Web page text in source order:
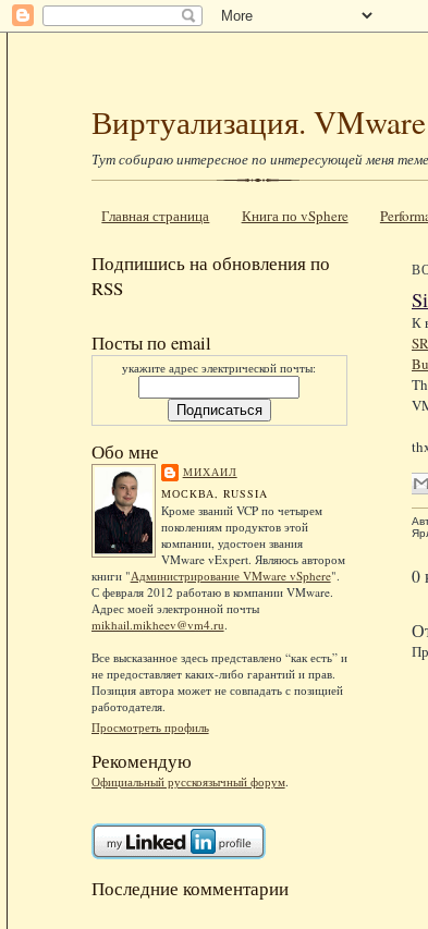
Виртуализация.
Тут собираю интересное по интересующей меня
Главная страница Книга по vSphere
Подпишись на обновления по
RSS
Посты по email
укажите адрес электрической почты:
Обо мне
МИХАИЛ
МОСКВА, RUSSIA
Кроме званий VCP по четырем
поколениям продуктов этой
компании, удостоен звания
VMware vExpert. Являюсь автором
книги "Администрирование VMware vSphere".
С февраля 2012 работаю в компании VMware.
Адрес моей электронной почты
mikhail.mikheev@vm4.ru.
Все высказанное здесь представлено “как есть” и
не предоставляет каких-либо гарантий и прав.
Позиция автора может не совпадать с позицией
работодателя.
Просмотреть профиль
Рекомендую
Официальный русскоязычный форум.
Последние комментарии
К
0